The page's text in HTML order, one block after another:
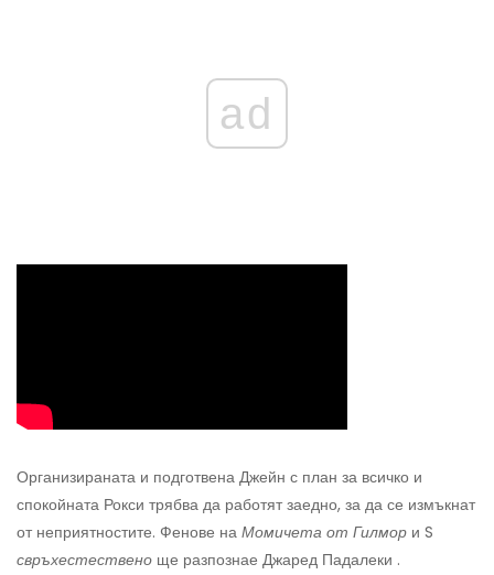
ad
Организираната и подготвена Джейн с план за всичко и
спокойната Рокси трябва да работят заедно, за да се измъкнат
от неприятностите. Фенове на Момичета от Гилмор и S
свръхестествено ще разпознае Джаред Падалеки .